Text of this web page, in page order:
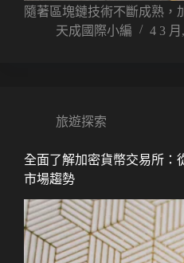
隨著區塊鏈技術不斷成熟
天成國際小編
4 3 月
旅遊探索
全面了解加密貨幣交易所：
市場趨勢